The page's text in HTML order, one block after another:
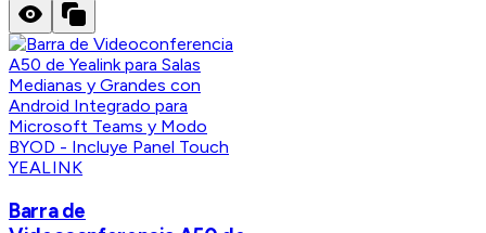
YEALINK
Barra de